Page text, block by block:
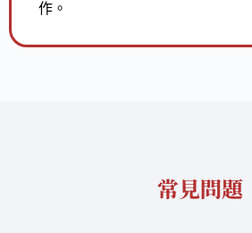
作。
常見問題